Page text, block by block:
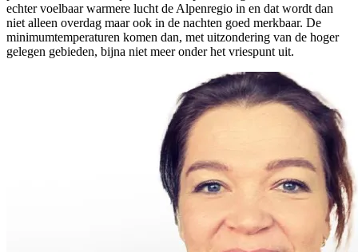
echter voelbaar warmere lucht de Alpenregio in en dat wordt dan
niet alleen overdag maar ook in de nachten goed merkbaar. De
minimumtemperaturen komen dan, met uitzondering van de hoger
gelegen gebieden, bijna niet meer onder het vriespunt uit.